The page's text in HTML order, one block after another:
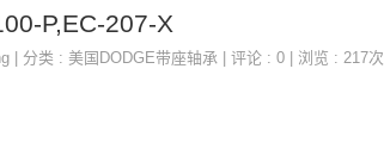
P,EC-207-X
| 分类 : 美国DODGE带座轴承 | 评论 : 0 | 浏览 : 217次